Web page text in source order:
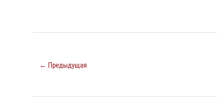
← Предыдущая